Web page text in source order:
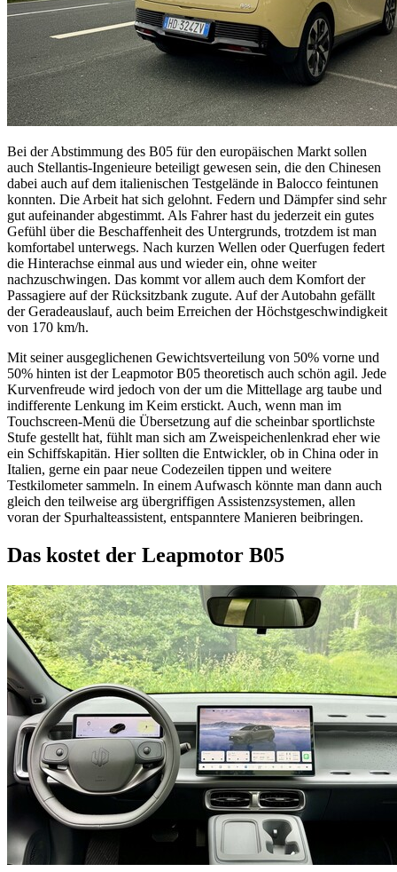
Bei der Abstimmung des B05 für den europäischen Markt sollen
auch Stellantis-Ingenieure beteiligt gewesen sein, die den Chinesen
dabei auch auf dem italienischen Testgelände in Balocco feintunen
konnten. Die Arbeit hat sich gelohnt. Federn und Dämpfer sind sehr
gut aufeinander abgestimmt. Als Fahrer hast du jederzeit ein gutes
Gefühl über die Beschaffenheit des Untergrunds, trotzdem ist man
komfortabel unterwegs. Nach kurzen Wellen oder Querfugen federt
die Hinterachse einmal aus und wieder ein, ohne weiter
nachzuschwingen. Das kommt vor allem auch dem Komfort der
Passagiere auf der Rücksitzbank zugute. Auf der Autobahn gefällt
der Geradeauslauf, auch beim Erreichen der Höchstgeschwindigkeit
von 170 km/h.
Mit seiner ausgeglichenen Gewichtsverteilung von 50% vorne und
50% hinten ist der Leapmotor B05 theoretisch auch schön agil. Jede
Kurvenfreude wird jedoch von der um die Mittellage arg taube und
indifferente Lenkung im Keim erstickt. Auch, wenn man im
Touchscreen-Menü die Übersetzung auf die scheinbar sportlichste
Stufe gestellt hat, fühlt man sich am Zweispeichenlenkrad eher wie
ein Schiffskapitän. Hier sollten die Entwickler, ob in China oder in
Italien, gerne ein paar neue Codezeilen tippen und weitere
Testkilometer sammeln. In einem Aufwasch könnte man dann auch
gleich den teilweise arg übergriffigen Assistenzsystemen, allen
voran der Spurhalteassistent, entspanntere Manieren beibringen.
Das kostet der Leapmotor B05